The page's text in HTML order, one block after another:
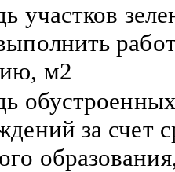
участков
м2
за счет